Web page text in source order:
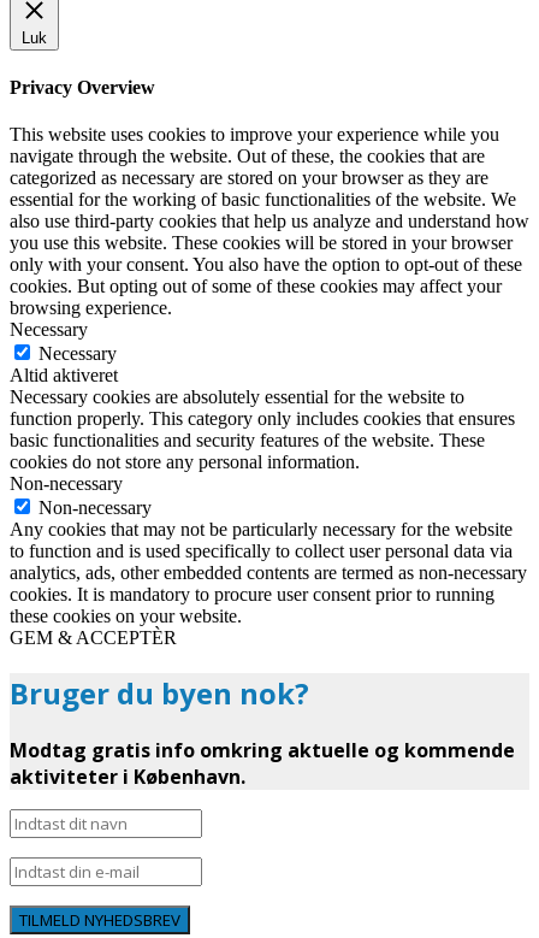
Luk
Privacy Overview
This website uses cookies to improve your experience while you
navigate through the website. Out of these, the cookies that are
categorized as necessary are stored on your browser as they are
essential for the working of basic functionalities of the website. We
also use third-party cookies that help us analyze and understand how
you use this website. These cookies will be stored in your browser
only with your consent. You also have the option to opt-out of these
cookies. But opting out of some of these cookies may affect your
browsing experience.
Necessary
Necessary
Altid aktiveret
Necessary cookies are absolutely essential for the website to
function properly. This category only includes cookies that ensures
basic functionalities and security features of the website. These
cookies do not store any personal information.
Non-necessary
Non-necessary
Any cookies that may not be particularly necessary for the website
to function and is used specifically to collect user personal data via
analytics, ads, other embedded contents are termed as non-necessary
cookies. It is mandatory to procure user consent prior to running
these cookies on your website.
GEM & ACCEPTÈR
Bruger du byen nok?
Modtag gratis info omkring aktuelle og kommende
aktiviteter i København.
TILMELD NYHEDSBREV